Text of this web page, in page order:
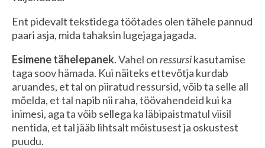
Ent pidevalt tekstidega töötades olen tähele pannud
paari asja, mida tahaksin lugejaga jagada.
Esimene tähelepanek. Vahel onressursikasutamise
taga soov hämada. Kui näiteks ettevõtja kurdab
aruandes, et tal on piiratud ressursid, võib ta selle all
mõelda, et tal napib nii raha, töövahendeid kui ka
inimesi, aga ta võib sellega ka läbipaistmatul viisil
nentida, et tal jääb lihtsalt mõistusest ja oskustest
puudu.